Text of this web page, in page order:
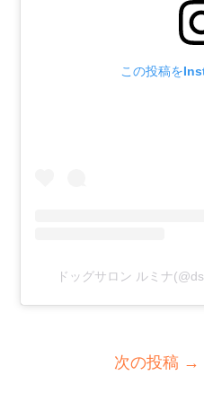
この投稿を
ドッグサロン ルミナ
次の投稿 →